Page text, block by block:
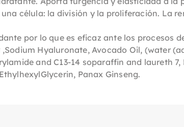
célula: la división y la proliferación. La
por lo que es eficaz ante los procesos
Hyaluronate, Avocado Oil, (water
and C13-14 soparaffin and laureth
Panax Ginseng.